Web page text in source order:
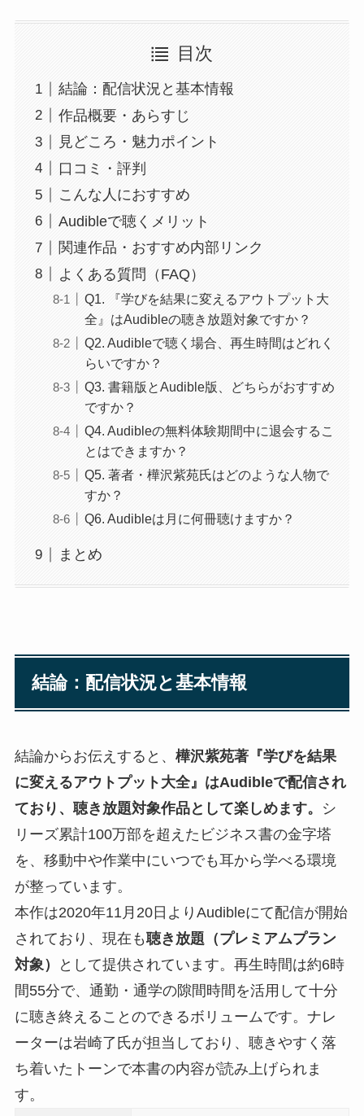
目次
結論：配信状況と基本情報
作品概要・あらすじ
見どころ・魅力ポイント
口コミ・評判
こんな人におすすめ
Audibleで聴くメリット
関連作品・おすすめ内部リンク
よくある質問（FAQ）
Q1. 『学びを結果に変えるアウトプット大
全』はAudibleの聴き放題対象ですか？
Q2. Audibleで聴く場合、再生時間はどれく
らいですか？
Q3. 書籍版とAudible版、どちらがおすすめ
ですか？
Q4. Audibleの無料体験期間中に退会するこ
とはできますか？
Q5. 著者・樺沢紫苑氏はどのような人物で
すか？
Q6. Audibleは月に何冊聴けますか？
まとめ
結論：配信状況と基本情報
結論からお伝えすると、 樺沢紫苑著『学びを結果
に変えるアウトプット大全』はAudibleで配信され
ており、聴き放題対象作品として楽しめます。
シ
リーズ累計100万部を超えたビジネス書の金字塔
を、移動中や作業中にいつでも耳から学べる環境
が整っています。
本作は2020年11月20日よりAudibleにて配信が開始
されており、現在も聴き放題（プレミアムプラン
対象）
として提供されています。再生時間は約6時
間55分で、通勤・通学の隙間時間を活用して十分
に聴き終えることのできるボリュームです。ナレ
ーターは岩崎了氏が担当しており、聴きやすく落
ち着いたトーンで本書の内容が読み上げられま
す。